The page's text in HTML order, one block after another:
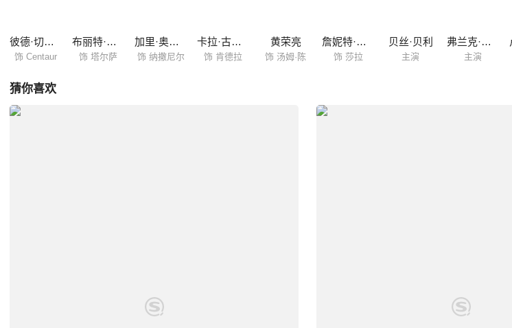
彼德·切尔瑟姆
饰 Centaur
布丽特·罗伯森
饰 塔尔萨
加里·奥德曼
饰 纳撒尼尔
卡拉·古奇诺
饰 肯德拉
黄荣亮
饰 汤姆·陈
詹妮特·蒙哥马利
饰 莎拉
贝丝·贝利
主演
弗兰克·鲍沃斯
主演
猜你喜欢